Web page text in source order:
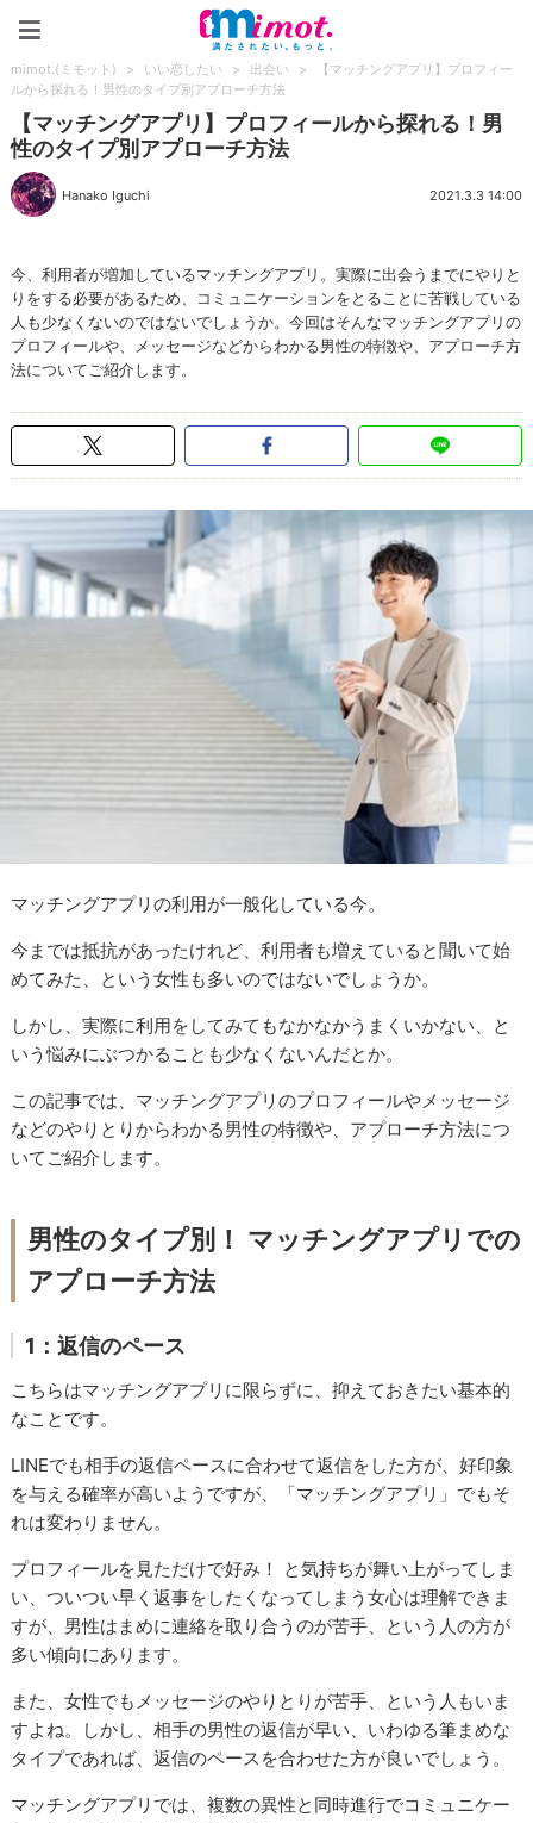
mimot.(ミモット) > いい恋したい > 出会い >
【マッチングアプリ】プロフィー
ルから探れる！男性のタイプ別アプローチ方法
【マッチングアプリ】プロフィールから探れる！男
性のタイプ別アプローチ方法
Hanako Iguchi 2021.3.3 14:00
今、利用者が増加しているマッチングアプリ。実際に出会うまでにやりと
りをする必要があるため、コミュニケーションをとることに苦戦している
人も少なくないのではないでしょうか。今回はそんなマッチングアプリの
プロフィールや、メッセージなどからわかる男性の特徴や、アプローチ方
法についてご紹介します。
マッチングアプリの利用が一般化している今。
今までは抵抗があったけれど、利用者も増えていると聞いて始
めてみた、という女性も多いのではないでしょうか。
しかし、実際に利用をしてみてもなかなかうまくいかない、と
いう悩みにぶつかることも少なくないんだとか。
この記事では、マッチングアプリのプロフィールやメッセージ
などのやりとりからわかる男性の特徴や、アプローチ方法につ
いてご紹介します。
男性のタイプ別！ マッチングアプリでの
アプローチ方法
1：返信のペース
こちらはマッチングアプリに限らずに、抑えておきたい基本的
なことです。
LINEでも相手の返信ペースに合わせて返信をした方が、好印象
を与える確率が高いようですが、「マッチングアプリ」でもそ
れは変わりません。
プロフィールを見ただけで好み！ と気持ちが舞い上がってしま
い、ついつい早く返事をしたくなってしまう女心は理解できま
すが、男性はまめに連絡を取り合うのが苦手、という人の方が
多い傾向にあります。
また、女性でもメッセージのやりとりが苦手、という人もいま
すよね。しかし、相手の男性の返信が早い、いわゆる筆まめな
タイプであれば、返信のペースを合わせた方が良いでしょう。
マッチングアプリでは、複数の異性と同時進行でコミュニケー